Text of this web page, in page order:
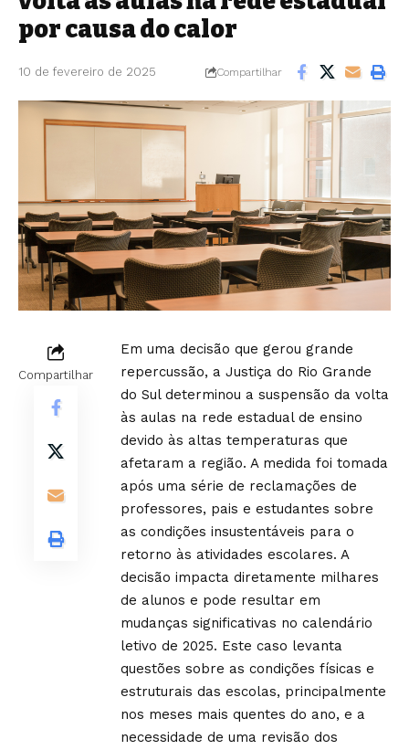
por causa do calor
10 de fevereiro de 2025 Compartilhar
Compartilhar
Em uma decisão que gerou grande
repercussão, a Justiça do Rio Grande
do Sul determinou a suspensão da volta
às aulas na rede estadual de ensino
devido às altas temperaturas que
afetaram a região. A medida foi tomada
após uma série de reclamações de
professores, pais e estudantes sobre
as condições insustentáveis para o
retorno às atividades escolares. A
decisão impacta diretamente milhares
de alunos e pode resultar em
mudanças significativas no calendário
letivo de 2025. Este caso levanta
questões sobre as condições físicas e
estruturais das escolas, principalmente
nos meses mais quentes do ano, e a
necessidade de uma revisão dos